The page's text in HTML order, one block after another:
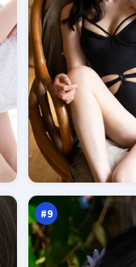
#9
暗
码
务
94
万